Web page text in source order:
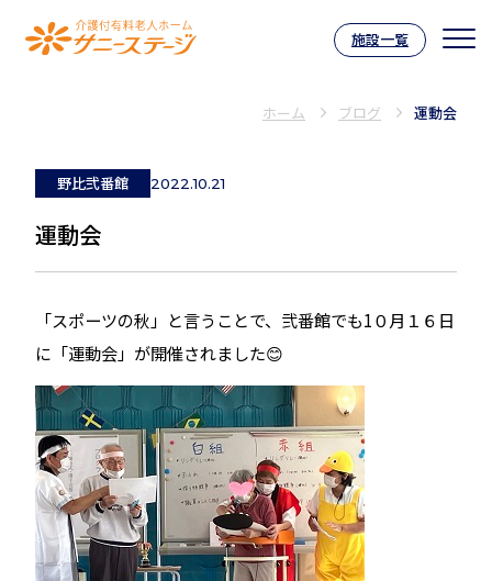
介護付有料老人ホーム サニーステー
施設一覧
ホーム ブログ 運動会
野比弐番館 2022.10.21
運動会
「スポーツの秋」と言うことで、弐番館でも1０月１６日
に「運動会」が開催されました😊